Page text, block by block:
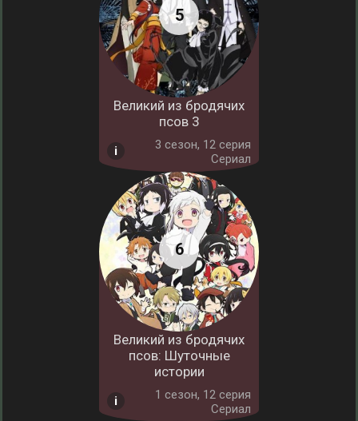
Великий из бродячих
псов 3
3 cезон, 12 серия
Сериал
Великий из бродячих
псов: Шуточные
истории
1 cезон, 12 серия
Сериал